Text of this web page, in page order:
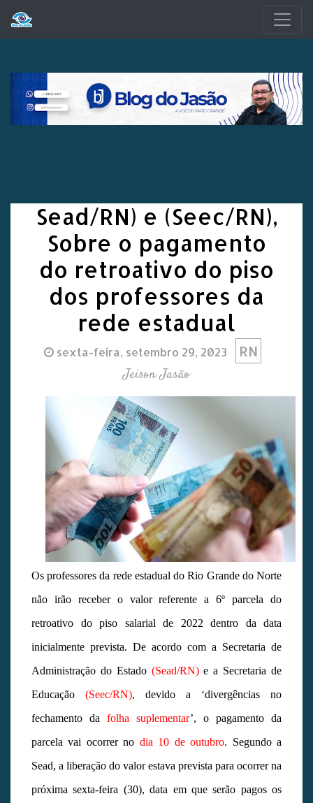
Sead/RN) e (Seec/RN),
Sobre o pagamento
do retroativo do piso
dos professores da
rede estadual
sexta-feira, setembro 29, 2023 RN
Jeison Jasão
Os professores da rede estadual do Rio Grande do Norte
não irão receber o valor referente a 6º parcela do
retroativo do piso salarial de 2022 dentro da data
inicialmente prevista. De acordo com a Secretaria de
Administração do Estado (Sead/RN)e a Secretaria de
Educação (Seec/RN), devido a ‘divergências no
fechamento da folha suplementar’, o pagamento da
parcela vai ocorrer no dia 10 de outubro. Segundo a
Sead, a liberação do valor estava prevista para ocorrer na
próxima sexta-feira (30), data em que serão pagos os